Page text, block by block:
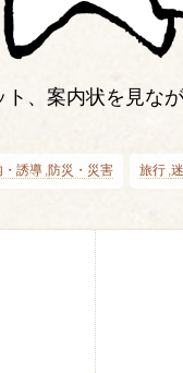
、案内状を見な
・誘導 防災・災害 旅行